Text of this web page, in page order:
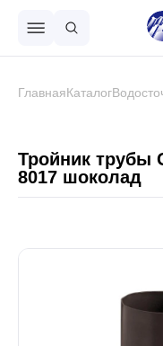
Чёрный
ГлавнаяКаталог
Тройник трубы
8017 шоколад